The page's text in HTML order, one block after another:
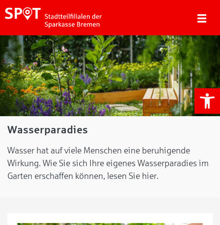
Wasserparadies
Wasser hat auf viele Menschen eine beruhigende
Wirkung. Wie Sie sich Ihre eigenes Wasserparadies im
Garten erschaffen können, lesen Sie hier.